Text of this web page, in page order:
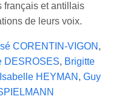
français et antillais
de leurs voix.
CORENTIN-VIGON ,
DESROSES, Brigitte
Isabelle HEYMAN , Guy